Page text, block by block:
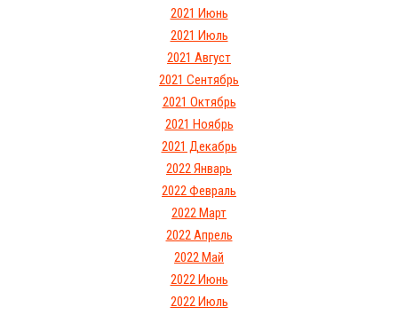
2021 Июнь
2021 Июль
2021 Август
2021 Сентябрь
2021 Октябрь
2021 Ноябрь
2021 Декабрь
2022 Январь
2022 Февраль
2022 Март
2022 Апрель
2022 Май
2022 Июнь
2022 Июль